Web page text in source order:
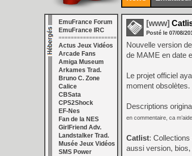
EmuFrance Forum
EmuFrance IRC
===================
Actus Jeux Vidéos
Arcade Fans
Amiga Museum
Arkames Trad.
Bruno C. Zone
Calice
CBSata
CPS2Shock
EF-Nes
Fan de la NES
GirlFriend Adv.
Landstalker Trad.
Musée Jeux Vidéos
SMS Power
[www]
Posté le 07/08/
Nouvelle version
de MAME en date
Le projet officiel
moment obsolètes.
Descriptions
en commentaire, ca
Catlist:
aussi version,